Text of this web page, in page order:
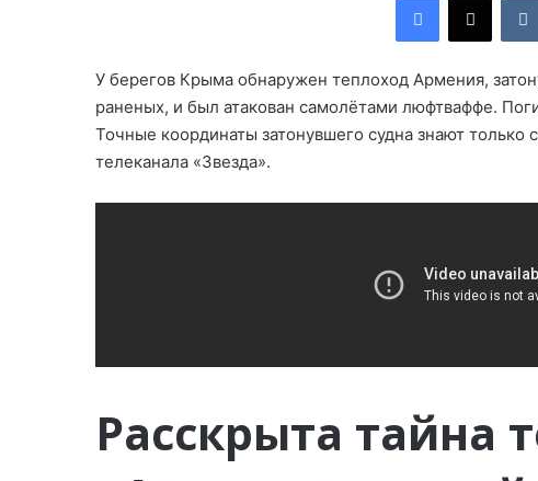
У берегов Крыма обнаружен теплоход Армения,
раненых, и был атакован самолётами люфтваффе.
Точные координаты затонувшего судна знают только
телеканала «Звезда».
Расскрыта тайна